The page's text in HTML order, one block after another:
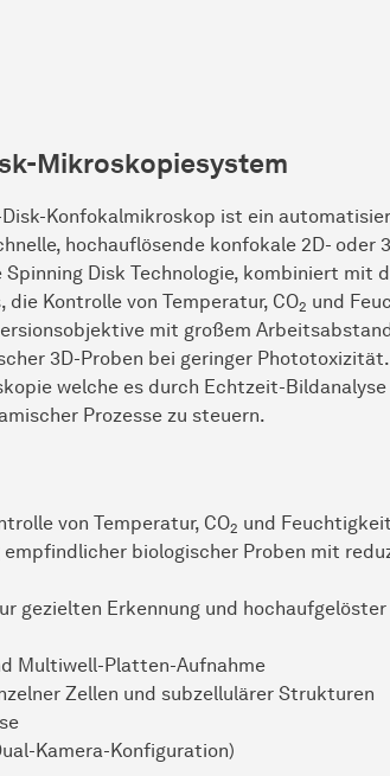
Mikroskopiesystem
Disk-Konfokalmikroskop ist ein
hochauflösende konfokale 2D- oder
Disk Technologie, kombiniert mit
Kontrolle von Temperatur, CO2 und
mit großem
3D-Proben bei geringer Phototoxizität.
welche es durch Echtzeit-
Prozesse zu steuern.
von Temperatur, CO2 und Feuchtigkeit
biologischer Proben mit
gezielten Er­ken­nung und hochaufgelöster
Multiwell-Platten-Aufnahme
Zellen und subzellulärer Strukturen
Kamera-Konfiguration)